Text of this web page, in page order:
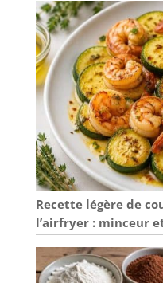
Recette légère de
l’airfryer : minceur